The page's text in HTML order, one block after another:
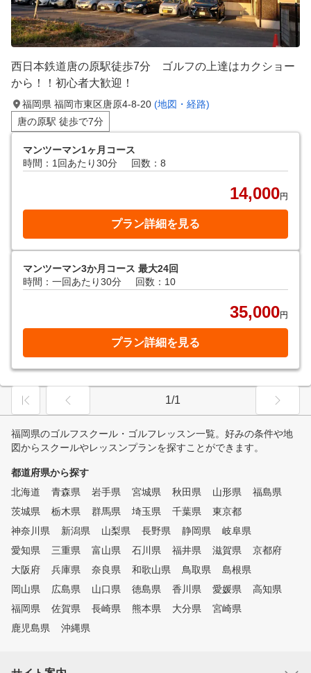
西日本鉄道唐の原駅徒歩7分 ゴルフの上達はカクショー
から！！初心者大歓迎！
福岡県 福岡市東区唐原4-8-20 (地図・経路)
唐の原駅 徒歩で7分
マンツーマン1ヶ月コース
時間：1回あたり30分
回数：8
14,000円
プラン詳細を見る
マンツーマン3か月コース 最大24回
時間：一回あたり30分
回数：10
35,000円
プラン詳細を見る
1/1
福岡県のゴルフスクール・ゴルフレッスン一覧。好みの条件や地
図からスクールやレッスンプランを探すことができます。
都道府県から探す
北海道
青森県 岩手県 宮城県 秋田県 山形県
福島県
茨城県
栃木県 群馬県 埼玉県 千葉県
東京都
神奈川県
新潟県 山梨県 長野県 静岡県
岐阜県
愛知県
三重県 富山県 石川県 福井県 滋賀県
京都府
大阪府
兵庫県 奈良県 和歌山県 鳥取県
島根県
岡山県
広島県 山口県 徳島県 香川県 愛媛県
高知県
福岡県
佐賀県 長崎県 熊本県 大分県
宮崎県
鹿児島県
沖縄県